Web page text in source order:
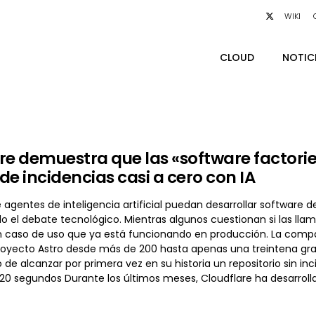
WIKI
CLOUD
demuestra que las «software
incidencias casi a cero con IA
agentes de inteligencia artificial puedan desarrollar
el debate tecnológico. Mientras algunos cuestionan si las
caso de uso que ya está funcionando en producción. La
Astro desde más de 200 hasta apenas una treintena
alcanzar por primera vez en su historia un repositorio sin
segundos Durante los últimos meses, Cloudflare ha